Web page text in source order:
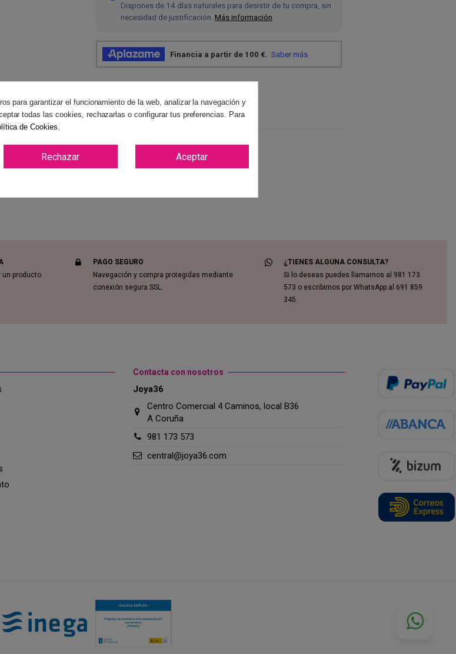
Dispones de 14 días naturales para desistir de tu compra, sin
necesidad de justificación. Más información
un producto
PAGO SEGURO
Navegación y compra protegidas mediante
conexión segura SSL.
¿TIENES ALGUNA CONSULTA?
Si lo deseas puedes llamarnos al 981 173
573 o escribirnos por WhatsApp al 691 859
345.
Contacta con nosotros
Joya36
Centro Comercial 4 Caminos, local B36
A Coruña
981 173 573
central@joya36.com
para garantizar el funcionamiento de la web, analizar la navegación y
todas las cookies, rechazarlas o configurar tus preferencias. Para
de Cookies
Rechazar Aceptar